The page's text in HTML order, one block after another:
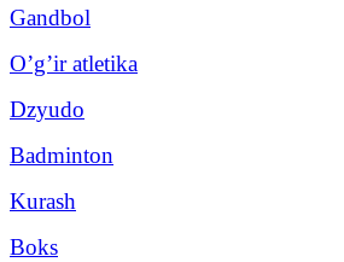
Gandbol
O’g’ir atletika
Dzyudo
Badminton
Kurash
Boks